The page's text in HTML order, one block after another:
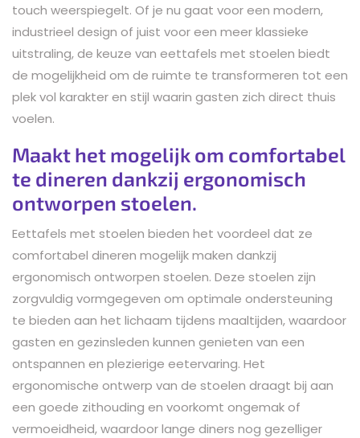
touch weerspiegelt. Of je nu gaat voor een modern,
industrieel design of juist voor een meer klassieke
uitstraling, de keuze van eettafels met stoelen biedt
de mogelijkheid om de ruimte te transformeren tot een
plek vol karakter en stijl waarin gasten zich direct thuis
voelen.
Maakt het mogelijk om comfortabel
te dineren dankzij ergonomisch
ontworpen stoelen.
Eettafels met stoelen bieden het voordeel dat ze
comfortabel dineren mogelijk maken dankzij
ergonomisch ontworpen stoelen. Deze stoelen zijn
zorgvuldig vormgegeven om optimale ondersteuning
te bieden aan het lichaam tijdens maaltijden, waardoor
gasten en gezinsleden kunnen genieten van een
ontspannen en plezierige eetervaring. Het
ergonomische ontwerp van de stoelen draagt bij aan
een goede zithouding en voorkomt ongemak of
vermoeidheid, waardoor lange diners nog gezelliger